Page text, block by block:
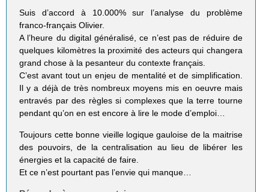
Suis d’accord à 10.000% sur l’analyse du problème
franco-français Olivier.
A l’heure du digital généralisé, ce n’est pas de réduire de
quelques kilomètres la proximité des acteurs qui changera
grand chose à la pesanteur du contexte français.
C’est avant tout un enjeu de mentalité et de simplification.
Il y a déjà de très nombreux moyens mis en oeuvre mais
entravés par des règles si complexes que la terre tourne
pendant qu’on en est encore à lire le mode d’emploi…
Toujours cette bonne vieille logique gauloise de la maitrise
des pouvoirs, de la centralisation au lieu de libérer les
énergies et la capacité de faire.
Et ce n’est pourtant pas l’envie qui manque…